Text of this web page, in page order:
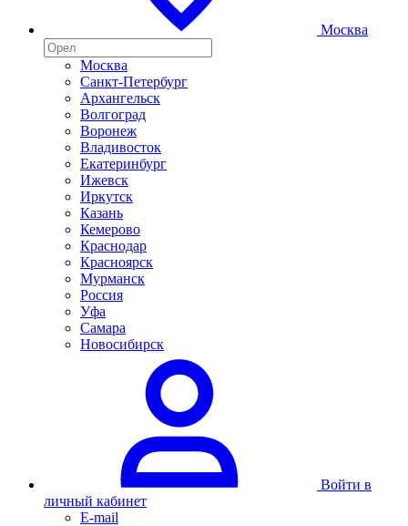
Москва
Москва
Санкт-Петербург
Архангельск
Волгоград
Воронеж
Владивосток
Екатеринбург
Ижевск
Иркутск
Казань
Кемерово
Краснодар
Красноярск
Мурманск
Россия
Уфа
Самара
Новосибирск
Войти в
личный кабинет
E-mail